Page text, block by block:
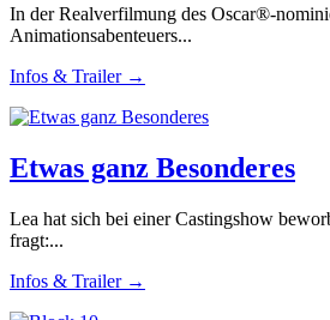
In der Realverfilmung des Oscar®-
Animationsabenteuers...
Infos & Trailer →
Etwas ganz Besonderes
Lea hat sich bei einer Castingshow
fragt:...
Infos & Trailer →